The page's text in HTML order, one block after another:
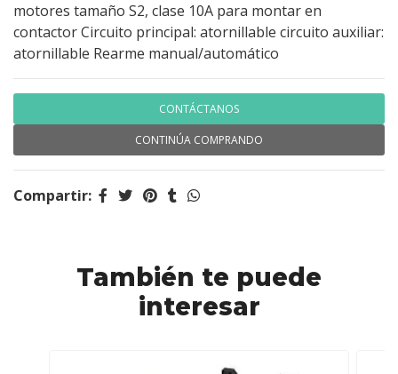
motores tamaño S2, clase 10A para montar en
contactor Circuito principal: atornillable circuito auxiliar:
atornillable Rearme manual/automático
CONTÁCTANOS
CONTINÚA COMPRANDO
Compartir:
También te puede
interesar